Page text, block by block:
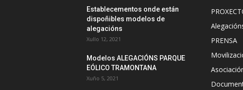
Establecementos onde están
dispoñibles modelos de
alegacións
Xullo 12, 2021
Modelos ALEGACIÓNS PARQUE
EÓLICO TRAMONTANA
Xuño 5, 2021
PRENSA